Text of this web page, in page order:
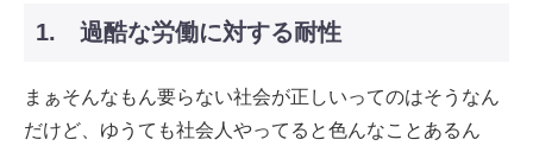
1. 過酷な労働に対する耐性
まぁそんなもん要らない社会が正しいってのはそうなん
だけど、ゆうても社会人やってると色んなことあるん